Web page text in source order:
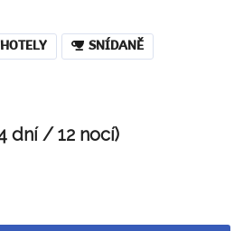
HOTELY SNÍDANĚ
dní / 12 nocí)